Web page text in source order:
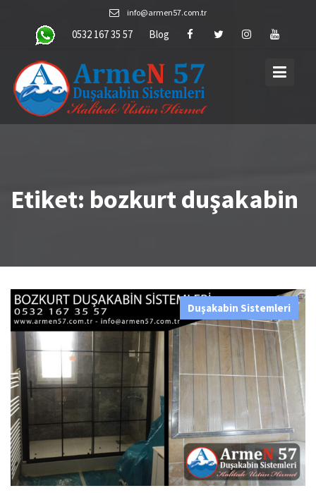
content
info@armen57.com.tr
0532 167 35 57 Blog
Etiket: bozkurt duşakabin
Duşakabin Sistemleri